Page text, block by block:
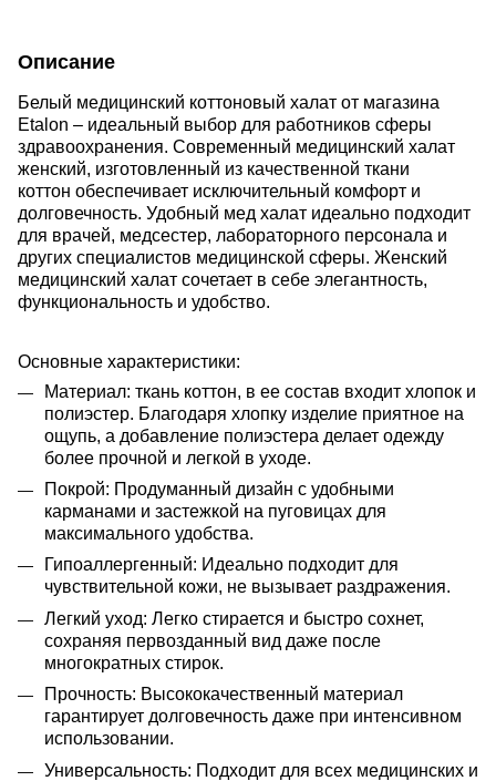
Описание
Белый медицинский коттоновый халат от магазина
Etalon – идеальный выбор для работников сферы
здравоохранения. Современный медицинский халат
женский, изготовленный из качественной ткани
коттон обеспечивает исключительный комфорт и
долговечность. Удобный мед халат идеально подходит
для врачей, медсестер, лабораторного персонала и
других специалистов медицинской сферы. Женский
медицинский халат сочетает в себе элегантность,
функциональность и удобство.
Основные характеристики:
Материал: ткань коттон, в ее состав входит хлопок и
полиэстер. Благодаря хлопку изделие приятное на
ощупь, а добавление полиэстера делает одежду
более прочной и легкой в уходе.
Покрой: Продуманный дизайн с удобными
карманами и застежкой на пуговицах для
максимального удобства.
Гипоаллергенный: Идеально подходит для
чувствительной кожи, не вызывает раздражения.
Легкий уход: Легко стирается и быстро сохнет,
сохраняя первозданный вид даже после
многократных стирок.
Прочность: Высококачественный материал
гарантирует долговечность даже при интенсивном
использовании.
Универсальность: Подходит для всех медицинских и